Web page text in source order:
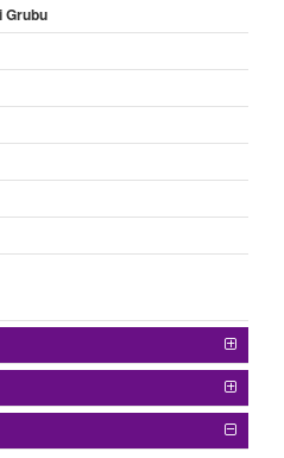
akılda tutularak eklem içini
cerrahi girişimlerden
ve içine girdiği dokuların
Ancak tümör sıklıkla
oluşmamış olgularda
eklem içine radyoaktif madde
radyoterapi ile tedavi
olgularda hastalıklı
ve eklem bölgeleri çıkarılarak
Grubu